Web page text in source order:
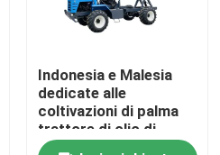
Indonesia e Malesia
dedicate alle
coltivazioni di palma
trattore di olio di
palma camion da